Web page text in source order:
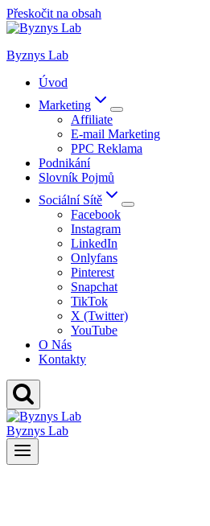
Přeskočit na obsah
Byznys Lab
Úvod
Marketing
Affiliate
E-mail Marketing
PPC Reklama
Podnikání
Slovník Pojmů
Sociální Sítě
Facebook
Instagram
LinkedIn
Onlyfans
Pinterest
Snapchat
TikTok
X (Twitter)
YouTube
O Nás
Kontakty
Byznys Lab